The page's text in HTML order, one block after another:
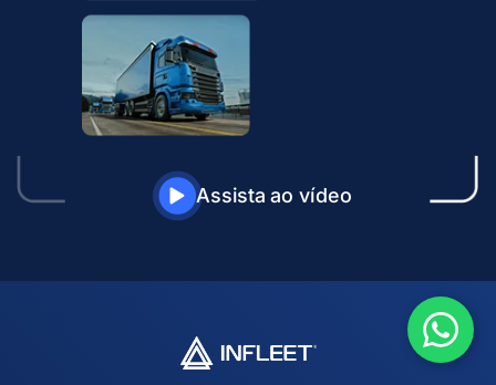
Assista ao vídeo